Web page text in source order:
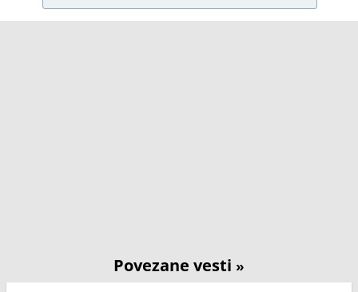
Povezane vesti »